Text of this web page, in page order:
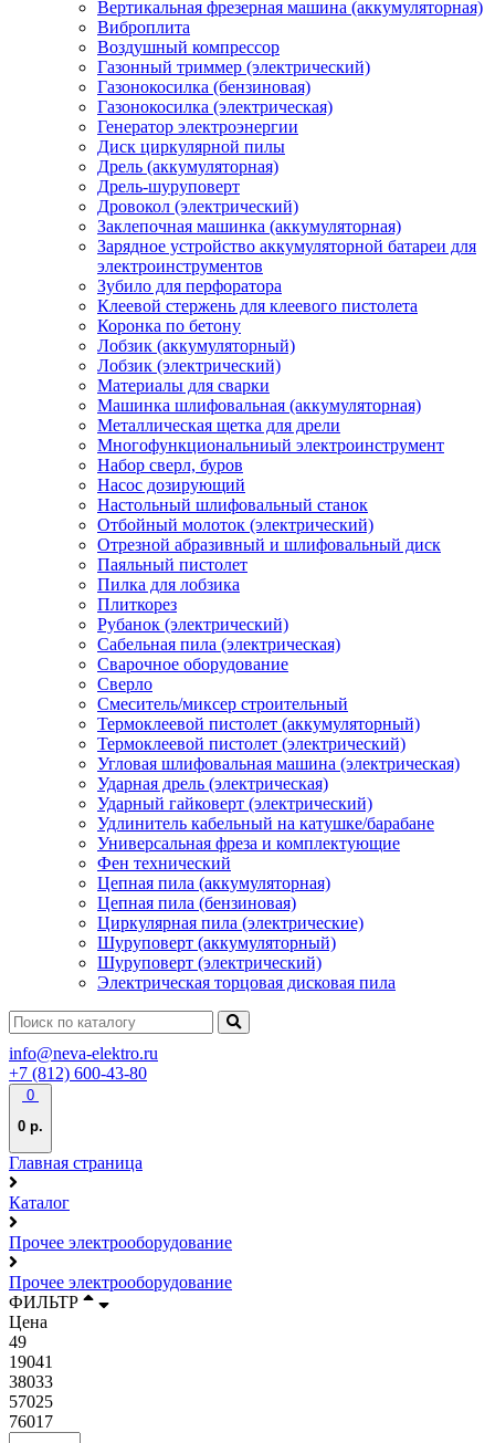
Вертикальная фрезерная машина (аккумуляторная)
Виброплита
Воздушный компрессор
Газонный триммер (электрический)
Газонокосилка (бензиновая)
Газонокосилка (электрическая)
Генератор электроэнергии
Диск циркулярной пилы
Дрель (аккумуляторная)
Дрель-шуруповерт
Дровокол (электрический)
Заклепочная машинка (аккумуляторная)
Зарядное устройство аккумуляторной батареи для
электроинструментов
Зубило для перфоратора
Клеевой стержень для клеевого пистолета
Коронка по бетону
Лобзик (аккумуляторный)
Лобзик (электрический)
Материалы для сварки
Машинка шлифовальная (аккумуляторная)
Металлическая щетка для дрели
Многофункциональниый электроинструмент
Набор сверл, буров
Насос дозирующий
Настольный шлифовальный станок
Отбойный молоток (электрический)
Отрезной абразивный и шлифовальный диск
Паяльный пистолет
Пилка для лобзика
Плиткорез
Рубанок (электрический)
Сабельная пила (электрическая)
Сварочное оборудование
Сверло
Смеситель/миксер строительный
Термоклеевой пистолет (аккумуляторный)
Термоклеевой пистолет (электрический)
Угловая шлифовальная машина (электрическая)
Ударная дрель (электрическая)
Ударный гайковерт (электрический)
Удлинитель кабельный на катушке/барабане
Универсальная фреза и комплектующие
Фен технический
Цепная пила (аккумуляторная)
Цепная пила (бензиновая)
Циркулярная пила (электрические)
Шуруповерт (аккумуляторный)
Шуруповерт (электрический)
Электрическая торцовая дисковая пила
info@neva-elektro.ru
+7 (812) 600-43-80
0
0 р.
Главная страница
Каталог
Прочее электрооборудование
Прочее электрооборудование
ФИЛЬТР
Цена
49
19041
38033
57025
76017